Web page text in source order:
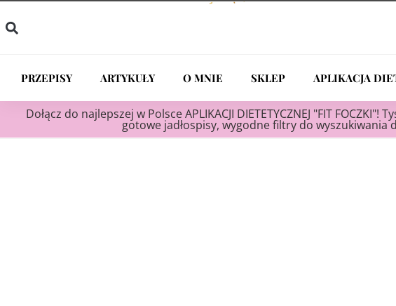
PRZEPISY ARTYKUŁY O MNIE SKLEP APLIKACJA
Dołącz do najlepszej w Polsce APLIKACJI DIETETYCZNEJ "FIT
gotowe jadłospisy, wygodne filtry do